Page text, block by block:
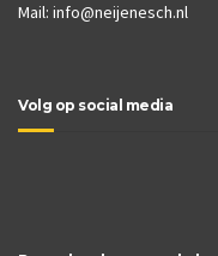
Mail: info@neijenesch.nl
Volg op social media